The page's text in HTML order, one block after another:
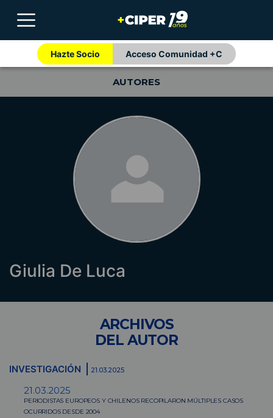
Hazte Socio Acceso Comunidad +C
AUTORES
Giulia De Luca
ARCHIVOS
DEL AUTOR
INVESTIGACIÓN 21.03.2025
21.03.2025
PERIODISTAS EUROPEOS Y CHILENOS RECOPILARON MÚLTIPLES CASOS
OCURRIDOS DESDE 2004